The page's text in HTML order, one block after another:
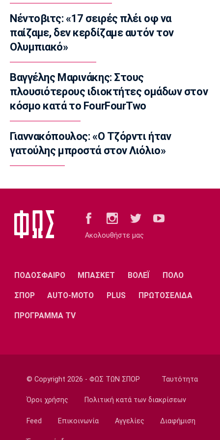
Ποδόσφαιρο - Διεθνή
Μια περιουσία για τα χαφ
14:00
Επικαιρότητα
Θεσσαλονίκη: Χειροπέδες σε τέσσερα
13:50
Conference League
Παναθηναϊκός: Η αποστολή για το ματς με τη
ΤΣΣΚΑ 1948
EuroLeague
Επέστρεψε στη Μακάμπι Τελ Αβίβ ο Σέιν
Αρτέτα για Τζόλη: «Έχω να πω πολύ καλά
πράγματα»
13:20
13:10
Ποδόσφαιρο - Διεθνή
Γιουνάιτεντ για να διαδεχτώ τον
Επικαιρότητα
12:50
Europa League
η ρεβάνς με τον ΠΑΟΚ»
Νέντοβιτς: «17 σειρές πλέι οφ να
παίζαμε, δεν κερδίζαμε αυτόν τον
Ολυμπιακό»
Βαγγέλης Μαρινάκης: Στους
πλουσιότερους ιδιοκτήτες ομάδων στον
κόσμο κατά το FourFourTwo
Γιαννακόπουλος: «Ο Τζόρντι ήταν
γατούλης μπροστά στον Λιόλιο»
Ακολουθήστε μας
ΠΟΔΟΣΦΑΙΡΟ ΜΠΑΣΚΕΤ ΒΟΛΕΪ ΠΟΛΟ
ΣΠΟΡ AUTO-MOTO PLUS ΠΡΩΤΟΣΕΛΙΔΑ
ΠΡΟΓΡΑΜΜΑ TV
© Copyright 2026 - ΦΩΣ ΤΩΝ ΣΠΟΡ Ταυτότητα
Όροι χρήσης Πολιτική κατά των διακρίσεων
Feed Επικοινωνία Αγγελίες Διαφήμιση